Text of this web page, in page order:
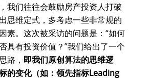
我们往往会鼓励房产投资人打破
思维定式，多考虑一些非常规的
素。这次被采访的问题是：“如何
具有投资价值？”我们给出了一个
路， 即我们原创算法的思维逻
的变化（如：领先指标Leading